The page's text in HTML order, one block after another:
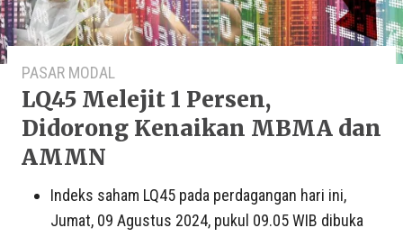
PASAR MODAL
LQ45 Melejit 1 Persen,
Didorong Kenaikan MBMA dan
AMMN
Indeks saham LQ45 pada perdagangan hari ini,
Jumat, 09 Agustus 2024, pukul 09.05 WIB dibuka